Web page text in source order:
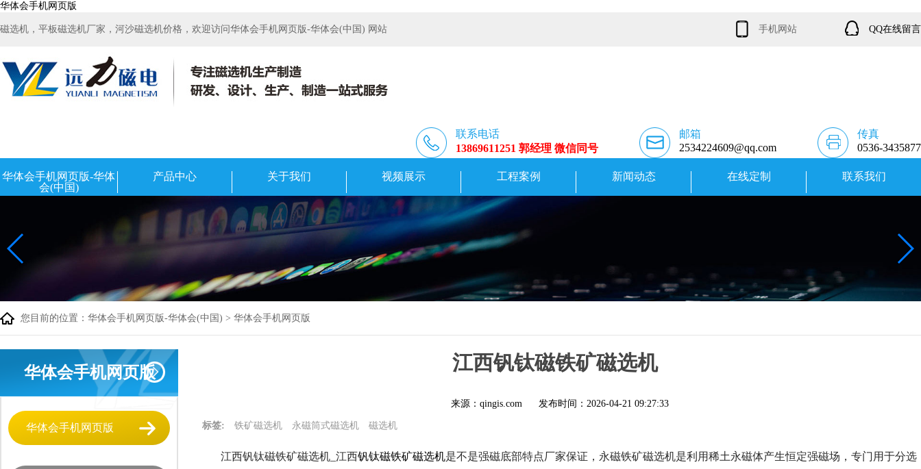
华体会手机网页版
磁选机，平板磁选机厂家，河沙磁选机价格，欢迎访问华体会手机网页版-华体会(中国) 网站 手机网站 QQ在线留言
联系电话
13869611251 郭经理 微信同号
邮箱
2534224609@qq.com
传真
0536-3435877
华体会手机网页版-华体
会(中国)
产品中心 关于我们 视频展示 工程案例 新闻动态 在线定制 联系我们
您目前的位置： 华体会手机网页版-华体会(中国) > 华体会手机网页版
华体会手机网页版
华体会手机网页版
江西钒钛磁铁矿磁选机
来源：qingis.com 发布时间： 2026-04-21 09:27:33
标签: 铁矿磁选机 永磁筒式磁选机 磁选机
江西钒钛磁铁矿磁选机_江西钒钛磁铁矿磁选机是不是强磁底部特点厂家保证，永磁铁矿磁选机是利用稀土永磁体产生恒定强磁场，专门用于分选